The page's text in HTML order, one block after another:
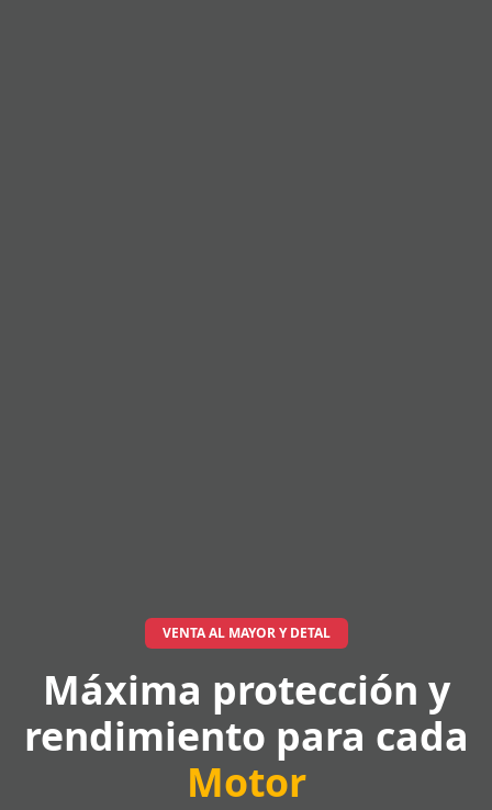
VENTA AL MAYOR Y DETAL
Máxima protección y
rendimiento para cada
Motor